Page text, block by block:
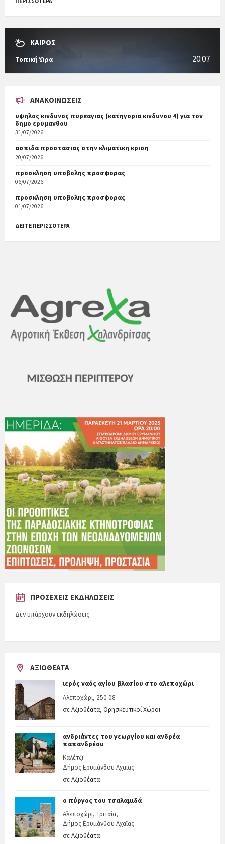
ΚΑΙΡΟΣ
Τοπική Ώρα 20:07
ΑΝΑΚΟΙΝΏΣΕΙΣ
υψηλος κινδυνος πυρκαγιας (κατηγορια κινδυνου 4) για τον
δημο ερυμανθου
31/07/2026
ασπιδα προστασιας στην κλιματικη κριση
20/07/2026
προσκληση υποβολης προσφορας
06/07/2026
προσκληση υποβολης προσφορας
01/07/2026
ΔΕΊΤΕ ΠΕΡΙΣΣΌΤΕΡΑ
ΠΡΟΣΕΧΕΊΣ ΕΚΔΗΛΏΣΕΙΣ
Δεν υπάρχουν εκδηλώσεις.
ΑΞΙΟΘΈΑΤΑ
ιερός ναός αγίου βλασίου στο αλεποχώρι
Αλεποχώρι, 250 08
σεΑξιοθέατα, Θρησκευτικοί Χώροι
ανδριάντες του γεωργίου και ανδρέα
παπανδρέου
Καλέτζι
Δήμος Ερυμάνθου Αχαϊας
σεΑξιοθέατα
ο πύργος του τσαλαμιδά
Αλεποχώρι, Τριταία,
Δήμος Ερυμάνθου Αχαϊας
σεΑξιοθέατα